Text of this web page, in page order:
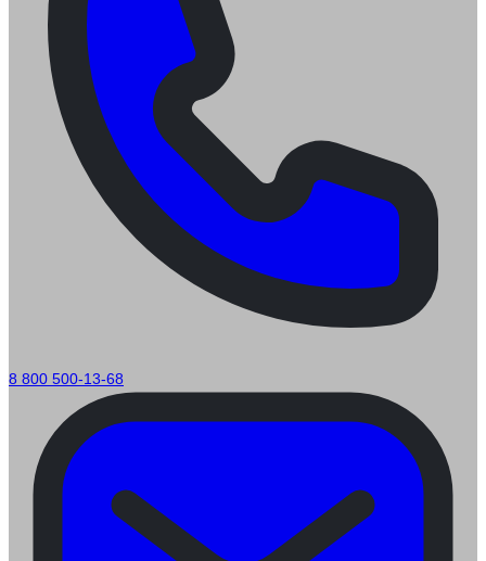
8 800 500-13-68